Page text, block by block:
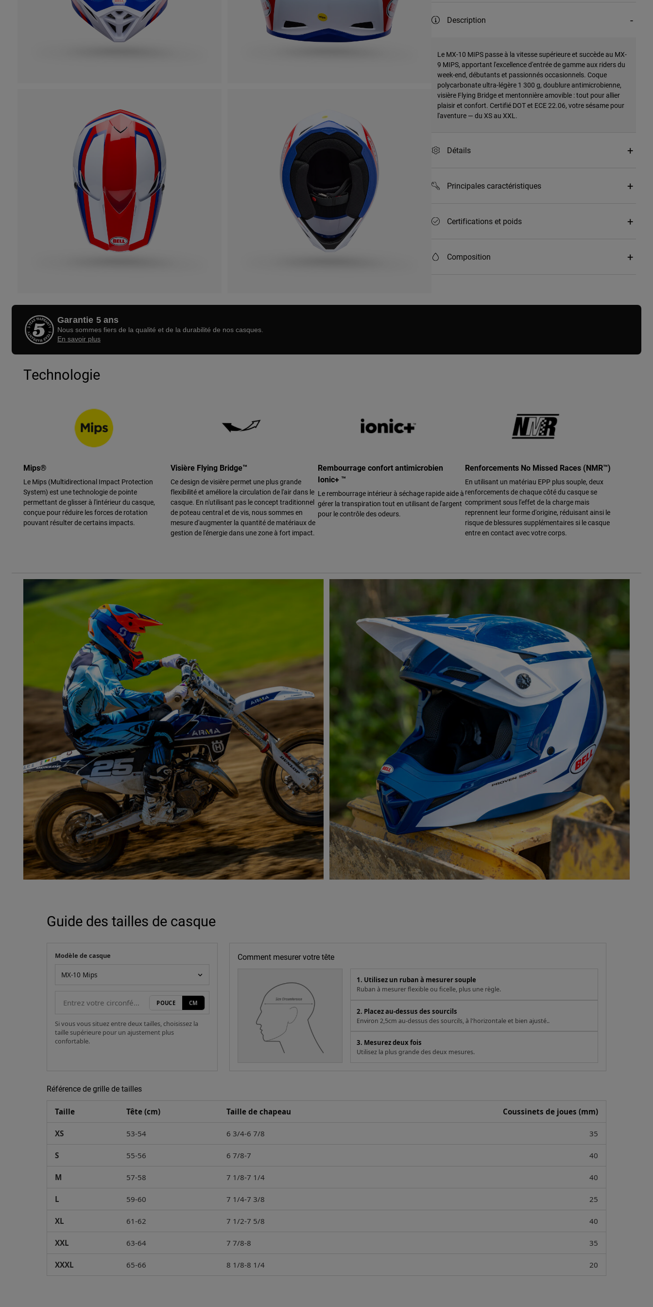
Description
Le MX-10 MIPS passe à la vitesse supérieure et succède au MX-
9 MIPS, apportant l'excellence d'entrée de gamme aux riders du
week-end, débutants et passionnés occasionnels. Coque
polycarbonate ultra-légère 1 300 g, doublure antimicrobienne,
visière Flying Bridge et mentonnière amovible : tout pour allier
plaisir et confort. Certifié DOT et ECE 22.06, votre sésame pour
l'aventure — du XS au XXL.
Détails
Principales caractéristiques
Certifications et poids
Composition
Garantie 5 ans
Nous sommes fiers de la qualité et de la durabilité de nos casques.
En savoir plus
Technologie
Mips®
Le Mips (Multidirectional Impact Protection
System) est une technologie de pointe
permettant de glisser à l'intérieur du casque,
conçue pour réduire les forces de rotation
pouvant résulter de certains impacts.
Visière Flying Bridge™
Ce design de visière permet une plus grande
flexibilité et améliore la circulation de l'air dans le
casque. En n'utilisant pas le concept traditionnel
de poteau central et de vis, nous sommes en
mesure d'augmenter la quantité de matériaux de
gestion de l'énergie dans une zone à fort impact.
Rembourrage confort antimicrobien
Ionic+ ™
Le rembourrage intérieur à séchage rapide aide à
gérer la transpiration tout en utilisant de l'argent
pour le contrôle des odeurs.
Renforcements No Missed Races (NMR™)
En utilisant un matériau EPP plus souple, deux
renforcements de chaque côté du casque se
compriment sous l'effet de la charge mais
reprennent leur forme d'origine, réduisant ainsi le
risque de blessures supplémentaires si le casque
entre en contact avec votre corps.
Guide des tailles de casque
Comment mesurer votre tête
1. Utilisez un ruban à mesurer souple
Ruban à mesurer flexible ou ficelle, plus une règle.
2. Placez au-dessus des sourcils
Environ 2,5cm au-dessus des sourcils, à l'horizontale et bien ajusté..
3. Mesurez deux fois
Utilisez la plus grande des deux mesures.
Votre mesure
Modèle de casque
POUCE CM
Si vous vous situez entre deux tailles, choisissez la
taille supérieure pour un ajustement plus
confortable.
Référence de grille de tailles
Taille Tête (cm) Taille de chapeau Coussinets de joues (mm)
XS 53-54 6 3/4-6 7/8 35
S 55-56 6 7/8-7 40
M 57-58 7 1/8-7 1/4 40
L 59-60 7 1/4-7 3/8 25
XL 61-62 7 1/2-7 5/8 40
XXL 63-64 7 7/8-8 35
XXXL 65-66 8 1/8-8 1/4 20